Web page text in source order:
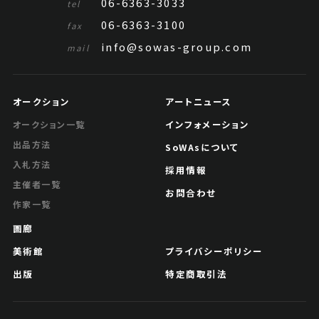
tel
fax 06-6363-3100
mail info@sowas-group.com
オークション
オークション一覧
出品方法
入札方法
主催者一覧
作家一覧
画廊
美術館
出版
アートニュース
インフォメーション
SoWAsについて
採用情報
お問合わせ
プライバシーポリシー
特定商取引法